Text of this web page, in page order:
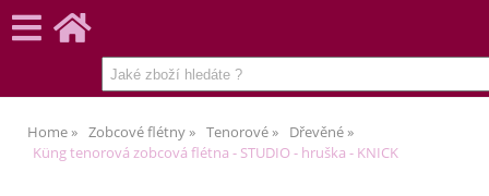
Home Zobcové flétny Tenorové
Dřevěné
Küng tenorová zobcová flétna - STUDIO - hruška - KNICK